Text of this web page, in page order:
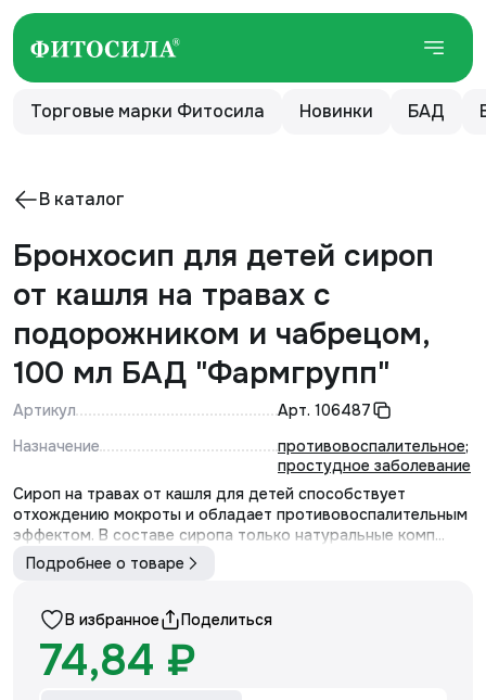
Торговые марки Фитосила Новинки БАД
В каталог
Бронхосип для детей сироп
от кашля на травах с
подорожником и чабрецом,
100 мл БАД "Фармгрупп"
Артикул Арт. 106487
Назначение
противовоспалительное;
простудное заболевание
Сироп на травах от кашля для детей способствует
отхождению мокроты и обладает противовоспалительным
эффектом. В составе сиропа только натуральные комп...
Подробнее о товаре
В избранное Поделиться
74,84 ₽